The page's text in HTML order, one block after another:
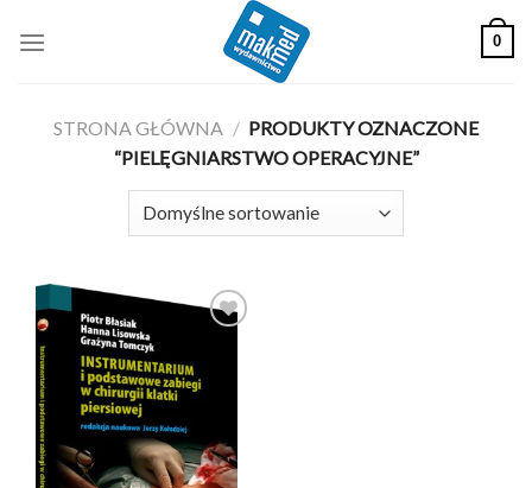
0
STRONA GŁÓWNA / PRODUKTY OZNACZONE
“PIELĘGNIARSTWO OPERACYJNE”